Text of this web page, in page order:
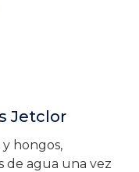
Jetclor
hongos,
de agua una vez